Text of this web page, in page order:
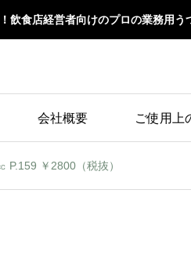
飲食店経営者向けのプロの業務用う
会社概要 ご使用上
￥2800（税抜）